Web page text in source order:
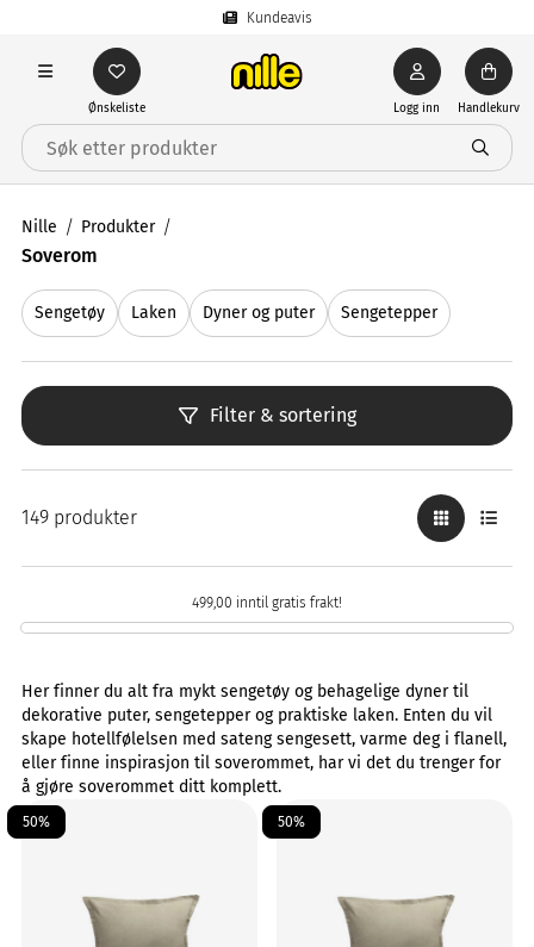
Kundeavis
Ønskeliste Logg inn Handlekurv
Nille Produkter
Soverom
Sengetøy Laken Dyner og puter Sengetepper
Filter & sortering
149 produkter
499,00 inntil gratis frakt!
Her finner du alt fra mykt sengetøy og behagelige dyner til
dekorative puter, sengetepper og praktiske laken. Enten du vil
skape hotellfølelsen med sateng sengesett, varme deg i flanell,
eller finne inspirasjon til soverommet, har vi det du trenger for
å gjøre soverommet ditt komplett.
50% 50%